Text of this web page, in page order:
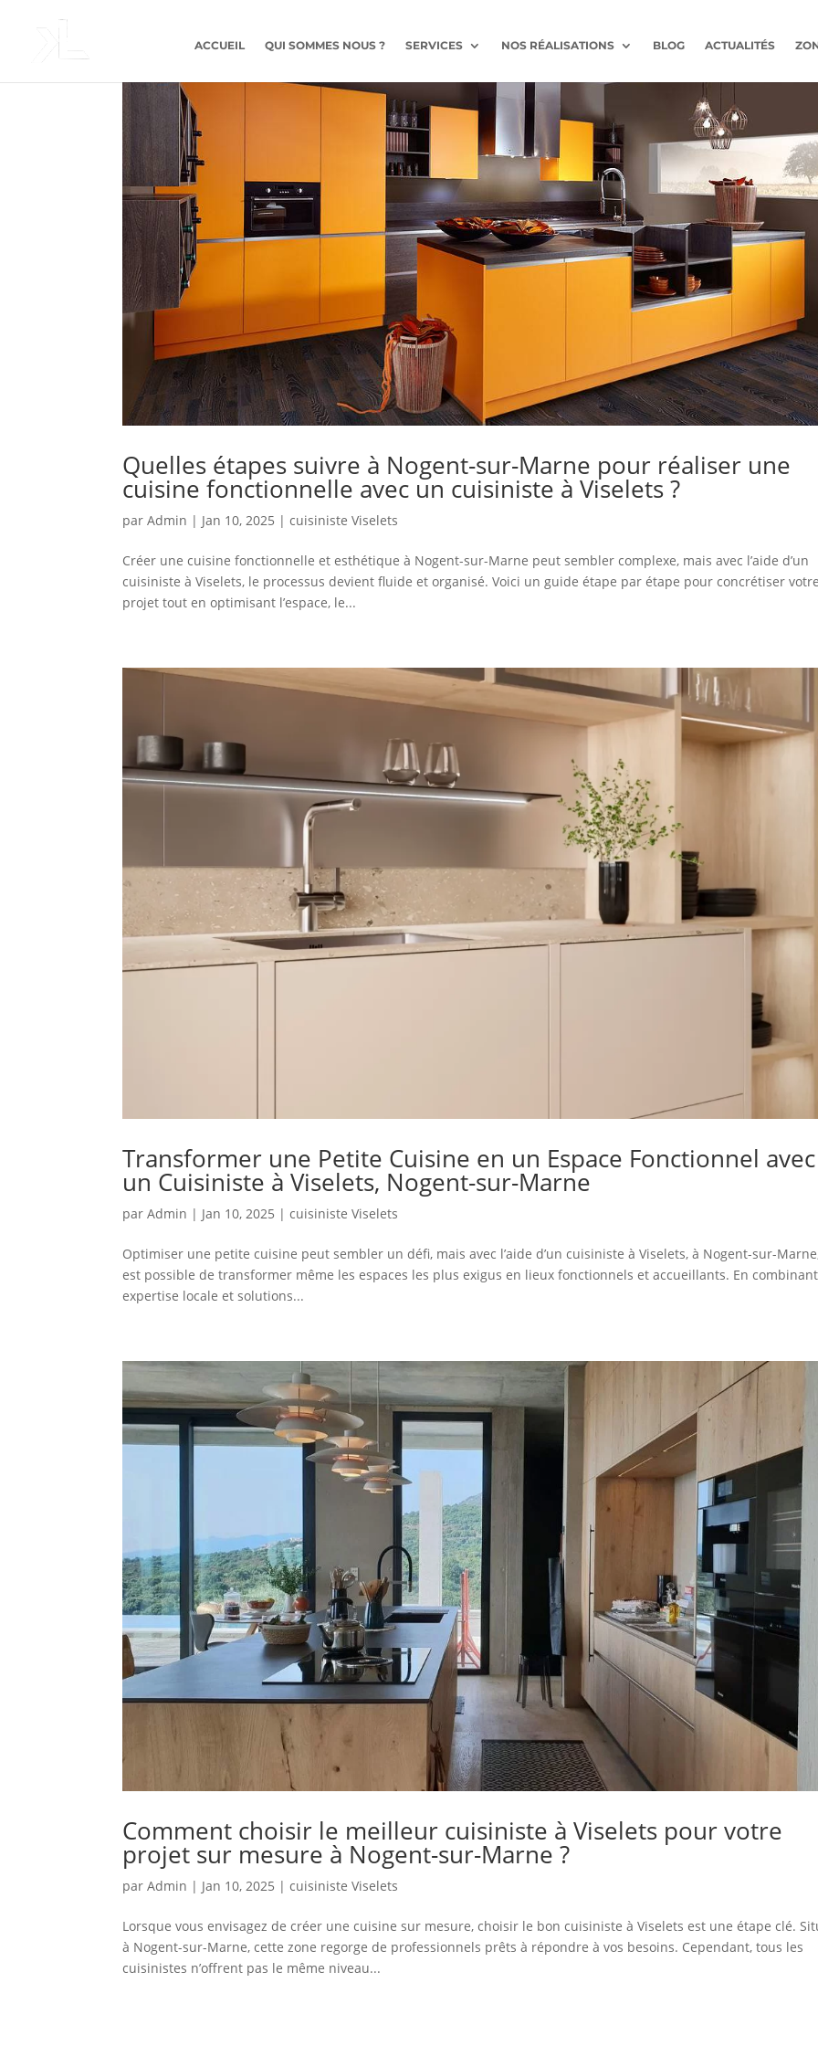
ACCUEIL QUI SOMMES NOUS ? SERVICES NOS RÉALISATIONS BLOG ACTUALITÉS
Quelles étapes suivre à Nogent-sur-Marne pour réaliser une
cuisine fonctionnelle avec un cuisiniste à Viselets ?
parAdmin | Jan 10, 2025 |cuisiniste Viselets
Créer une cuisine fonctionnelle et esthétique à Nogent-sur-Marne peut sembler complexe, mais avec l’aide d’un
cuisiniste à Viselets, le processus devient fluide et organisé. Voici un guide étape par étape pour concrétiser
projet tout en optimisant l’espace, le...
Transformer une Petite Cuisine en un Espace Fonctionnel avec
un Cuisiniste à Viselets, Nogent-sur-Marne
parAdmin | Jan 10, 2025 |cuisiniste Viselets
Optimiser une petite cuisine peut sembler un défi, mais avec l’aide d’un cuisiniste à Viselets, à Nogent-sur-
est possible de transformer même les espaces les plus exigus en lieux fonctionnels et accueillants. En combinant
expertise locale et solutions...
Comment choisir le meilleur cuisiniste à Viselets pour votre
projet sur mesure à Nogent-sur-Marne ?
parAdmin | Jan 10, 2025 |cuisiniste Viselets
Lorsque vous envisagez de créer une cuisine sur mesure, choisir le bon cuisiniste à Viselets est une étape clé.
à Nogent-sur-Marne, cette zone regorge de professionnels prêts à répondre à vos besoins. Cependant, tous les
cuisinistes n’offrent pas le même niveau...